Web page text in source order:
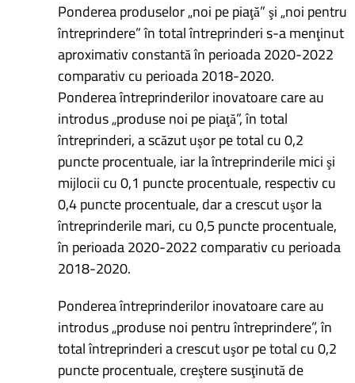
Ponderea produselor „noi pe piaţă” şi „noi pentru
întreprindere” în total întreprinderi s-a menţinut
aproximativ constantă în perioada 2020-2022
comparativ cu perioada 2018-2020.
Ponderea întreprinderilor inovatoare care au
introdus „produse noi pe piaţă”, în total
întreprinderi, a scăzut uşor pe total cu 0,2
puncte procentuale, iar la întreprinderile mici şi
mijlocii cu 0,1 puncte procentuale, respectiv cu
0,4 puncte procentuale, dar a crescut uşor la
întreprinderile mari, cu 0,5 puncte procentuale,
în perioada 2020-2022 comparativ cu perioada
2018-2020.
Ponderea întreprinderilor inovatoare care au
introdus „produse noi pentru întreprindere”, în
total întreprinderi a crescut uşor pe total cu 0,2
puncte procentuale, creştere susţinută de